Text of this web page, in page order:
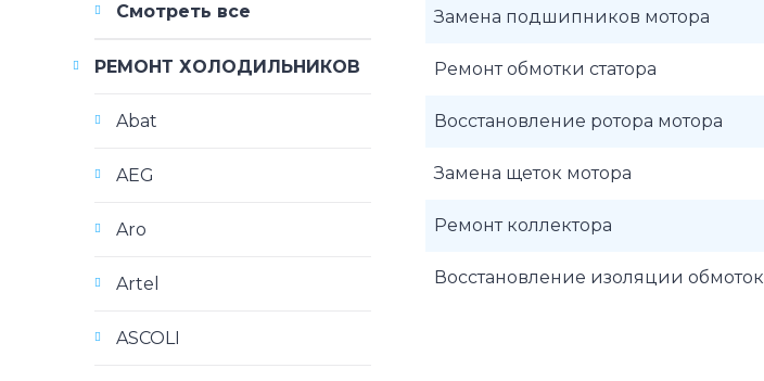
Замена подшипников мотора
Ремонт обмотки статора
Восстановление ротора мотора
Замена щеток мотора
Ремонт коллектора
Восстановление изоляции обмоток
Смотреть все
РЕМОНТ ХОЛОДИЛЬНИКОВ
Abat
AEG
Aro
Artel
ASCOLI